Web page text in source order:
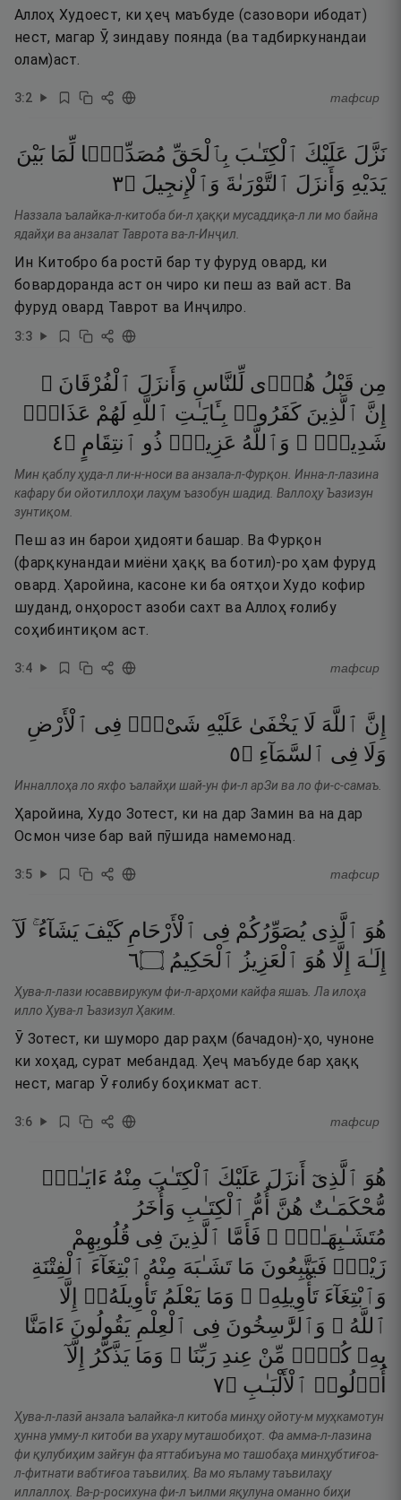
Аллоҳ Худоест, ки ҳеҷ маъбуде (сазовори ибодат)
нест, магар Ӯ, зиндаву поянда (ва тадбиркунандаи
олам)аст.
3:2 тафсир
نَزَّلَ عَلَيْكَ ٱلْكِتَـٰبَ بِٱلْحَقِّ مُصَدِّقًۭا لِّمَا بَيْنَ
يَدَيْهِ وَأَنزَلَ ٱلتَّوْرَىٰةَ وَٱلْإِنجِيلَ ۝٣
Наззала ъалайка-л-китоба би-л ҳаққи мусаддиқа-л ли мо байна
ядайҳи ва анзалат Таврота ва-л-Инҷил.
Ин Китобро ба ростӣ бар ту фуруд овард, ки
бовардоранда аст он чиро ки пеш аз вай аст. Ва
фуруд овард Таврот ва Инҷилро.
3:3
مِن قَبْلُ هُدًۭى لِّلنَّاسِ وَأَنزَلَ ٱلْفُرْقَانَ ۗ
إِنَّ ٱلَّذِينَ كَفَرُوا۟ بِـَٔايَـٰتِ ٱللَّهِ لَهُمْ عَذَابٌۭ
شَدِيدٌۭ ۗ وَٱللَّهُ عَزِيزٌۭ ذُو ٱنتِقَامٍ ۝٤
Мин қаблу ҳуда-л ли-н-носи ва анзала-л-Фурқон. Инна-л-лазина
кафару би ойотиллоҳи лаҳум ъазобун шадид. Валлоҳу Ъазизун
зунтиқом.
Пеш аз ин барои ҳидояти башар. Ва Фурқон
(фарқкунандаи миёни ҳаққ ва ботил)-ро ҳам фуруд
овард. Ҳаройина, касоне ки ба оятҳои Худо кофир
шуданд, онҳорост азоби сахт ва Аллоҳ ғолибу
соҳибинтиқом аст.
3:4 тафсир
إِنَّ ٱللَّهَ لَا يَخْفَىٰ عَلَيْهِ شَىْءٌۭ فِى ٱلْأَرْضِ
وَلَا فِى ٱلسَّمَآءِ ۝٥
Инналлоҳа ло яхфо ъалайҳи шай-ун фи-л арЗи ва ло фи-с-самаъ.
Ҳаройина, Худо Зотест, ки на дар Замин ва на дар
Осмон чизе бар вай пӯшида намемонад.
3:5 тафсир
هُوَ ٱلَّذِى يُصَوِّرُكُمْ فِى ٱلْأَرْحَامِ كَيْفَ يَشَآءُ ۚ لَآ
إِلَـٰهَ
إِلَّا هُوَ ٱلْعَزِيزُ ٱلْحَكِيمُ ۝٦
Ҳува-л-лази юсаввирукум фи-л-арҳоми кайфа яшаъ. Ла илоҳа
илло Ҳува-л Ъазизул Ҳаким.
Ӯ Зотест, ки шуморо дар раҳм (бачадон)-ҳо, чуноне
ки хоҳад, сурат мебандад. Ҳеҷ маъбуде бар ҳаққ
нест, магар Ӯ ғолибу боҳикмат аст.
3:6 тафсир
هُوَ ٱلَّذِىٓ أَنزَلَ عَلَيْكَ ٱلْكِتَـٰبَ مِنْهُ ءَايَـٰتٌۭ
مُّحْكَمَـٰتٌ هُنَّ أُمُّ ٱلْكِتَـٰبِ وَأُخَرُ
مُتَشَـٰبِهَـٰتٌۭ ۖ فَأَمَّا ٱلَّذِينَ فِى قُلُوبِهِمْ
زَيْغٌۭ فَيَتَّبِعُونَ مَا تَشَـٰبَهَ مِنْهُ ٱبْتِغَآءَ ٱلْفِتْنَةِ
وَٱبْتِغَآءَ تَأْوِيلِهِۦ ۗ وَمَا يَعْلَمُ تَأْوِيلَهُۥٓ
إِلَّا
ٱللَّهُ ۗ وَٱلرَّٰسِخُونَ فِى ٱلْعِلْمِ يَقُولُونَ ءَامَنَّا
بِهِۦ كُلٌّۭ مِّنْ عِندِ رَبِّنَا ۗ وَمَا يَذَّكَّرُ
إِلَّآ
أُو۟لُوا۟ ٱلْأَلْبَـٰبِ ۝٧
Ҳува-л-лазӣ анзала ъалайка-л китоба минҳу ойоту-м муҳкамотун
ҳунна умму-л китоби ва ухару муташобиҳот. Фа амма-л-лазина
фи қулубиҳим зайғун фа яттабиъуна мо ташобаҳа минҳубтиғоа-
л-фитнати вабтиғоа таъвилиҳ. Ва мо яъламу таъвилаҳу
иллаллоҳ. Ва-р-росихуна фи-л ъилми яқулуна оманно биҳи